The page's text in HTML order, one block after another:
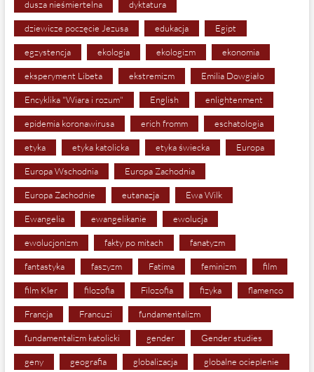
dusza nieśmiertelna dyktatura
dziewicze poczęcie Jezusa edukacja Egipt
egzystencja ekologia ekologizm ekonomia
eksperyment Libeta ekstremizm Emilia Dowgiało
Encyklika "Wiara i rozum" English enlightenment
epidemia koronawirusa erich fromm eschatologia
etyka etyka katolicka etyka świecka Europa
Europa Wschodnia Europa Zachodnia
Europa Zachodnie eutanazja Ewa Wilk
Ewangelia ewangelikanie ewolucja
ewolucjonizm fakty po mitach fanatyzm
fantastyka faszyzm Fatima feminizm film
film Kler filozofia Filozofia fizyka flamenco
Francja Francuzi fundamentalizm
fundamentalizm katolicki gender Gender studies
geny geografia globalizacja globalne ocieplenie